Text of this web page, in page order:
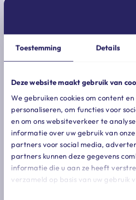
Toestemming Details
Deze website maakt gebruik van
We gebruiken cookies om content
personaliseren, om functies voor
en om ons websiteverkeer te
informatie over uw gebruik van
partners voor social media,
partners kunnen deze gegevens
informatie die u aan ze heeft
verzameld op basis van uw gebruik